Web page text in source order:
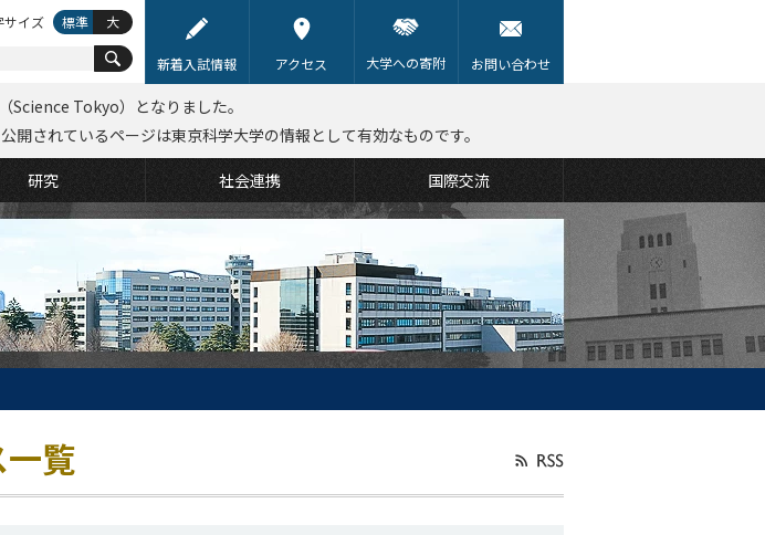
新着入試情報 アクセス 大学への寄附 お問い合わせ
研究 社会連携 国際交流
Science Tokyo）となりました。
開されているページは東京科学大学の情報として有効なものです。
サイズ 標準 大
覧